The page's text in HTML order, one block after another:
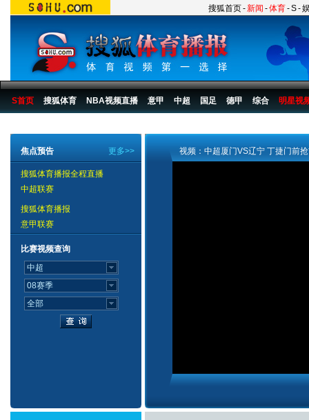
搜狐首页-新闻 -体育-S-
S首页 搜狐体育 NBA视频直播 意甲 中超 国足 德甲 综合 明星视
更多>>
焦点预告
搜狐体育播报全程直播
中超联赛
搜狐体育播报
意甲联赛
比赛视频查询
视频：中超厦门VS辽宁 丁捷门前